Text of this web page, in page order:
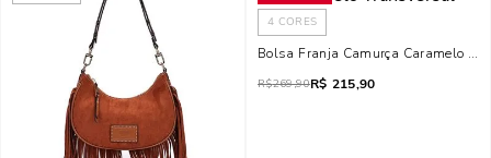
4 CORES
Bolsa Franja Camurça Caramelo
R$269,90R$ 215,90